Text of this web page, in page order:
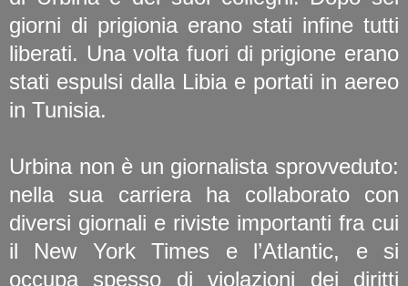
giorni di prigionia erano stati infine tutti
liberati. Una volta fuori di prigione erano
stati espulsi dalla Libia e portati in aereo
in Tunisia.
Urbina non è un giornalista sprovveduto:
nella sua carriera ha collaborato con
diversi giornali e riviste importanti fra cui
il New York Times e l’Atlantic, e si
occupa spesso di violazioni dei diritti